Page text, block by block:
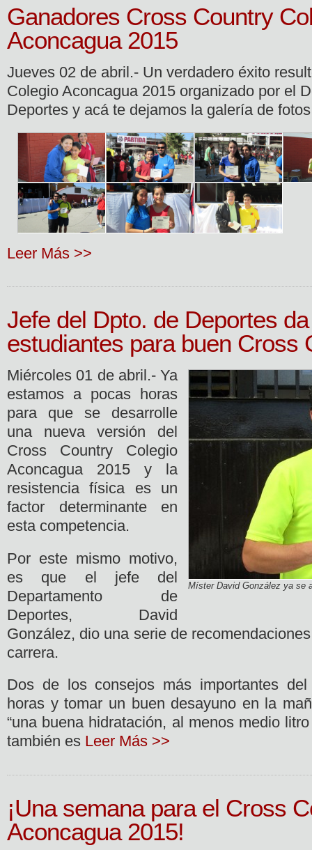
Ganadores Cross Country
Aconcagua 2015
Jueves 02 de abril.- Un verdadero éxito
Colegio Aconcagua 2015 organizado por el
Deportes y acá te dejamos la galería de
Leer Más >>
Jefe del Dpto. de Deportes
estudiantes para buen Cross
Míster David González ya se
Miércoles 01 de abril.- Ya
estamos a pocas horas
para que se desarrolle
una nueva versión del
Cross Country Colegio
Aconcagua 2015 y la
resistencia física es un
factor determinante en
esta competencia.
Por este mismo motivo,
es que el jefe del
Departamento de
Deportes, David
González, dio una serie de
carrera.
Dos de los consejos más importantes
horas y tomar un buen desayuno en la
“una buena hidratación, al menos medio
también es Leer Más >>
¡Una semana para el Cross
Aconcagua 2015!